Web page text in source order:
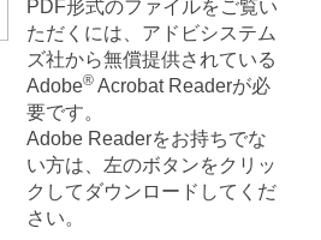
PDF形式のファイルをご覧い
ただくには、アドビシステム
ズ社から無償提供されている
Adobe®Acrobat Readerが必
要です。
Adobe Readerをお持ちでな
い方は、左のボタンをクリッ
クしてダウンロードしてくだ
さい。